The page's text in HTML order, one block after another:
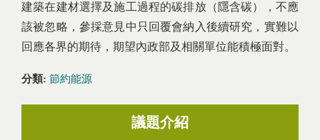
建築在建材選擇及施工過程的碳排放（隱含碳），不應
該被忽略，參採意見中只回覆會納入後續研究，實難以
回應各界的期待，期望內政部及相關單位能積極面對。
分類: 節約能源
議題介紹